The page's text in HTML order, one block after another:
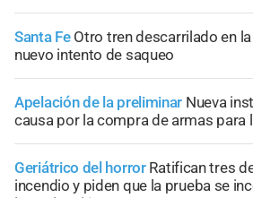
Santa Fe Otro tren descarrilado en
nuevo intento de saqueo
Apelación de la preliminar Nueva
causa por la compra de armas para
Geriátrico del horror Ratifican tres
incendio y piden que la prueba se